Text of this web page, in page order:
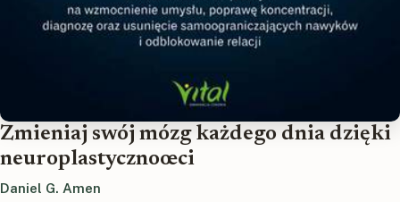
Zmieniaj swój mózg każdego dnia dzięki
neuroplastycznoœci
Daniel G. Amen